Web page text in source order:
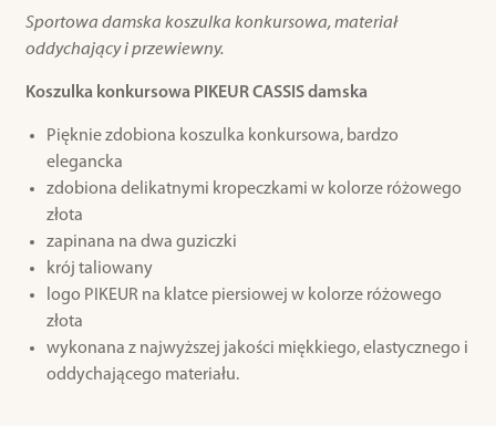
Sportowa damska koszulka konkursowa, materiał
oddychający i przewiewny.
Koszulka konkursowa PIKEUR CASSIS damska
Pięknie zdobiona koszulka konkursowa, bardzo
elegancka
zdobiona delikatnymi kropeczkami w kolorze różowego
złota
zapinana na dwa guziczki
krój taliowany
logo PIKEUR na klatce piersiowej w kolorze różowego
złota
wykonana z najwyższej jakości miękkiego, elastycznego i
oddychającego materiału.